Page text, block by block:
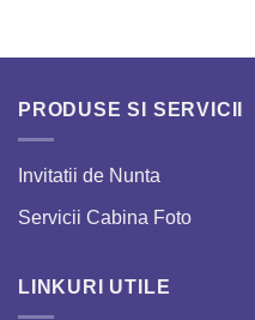
PRODUSE SI SERVICII
Invitatii de Nunta
Servicii Cabina Foto
LINKURI UTILE